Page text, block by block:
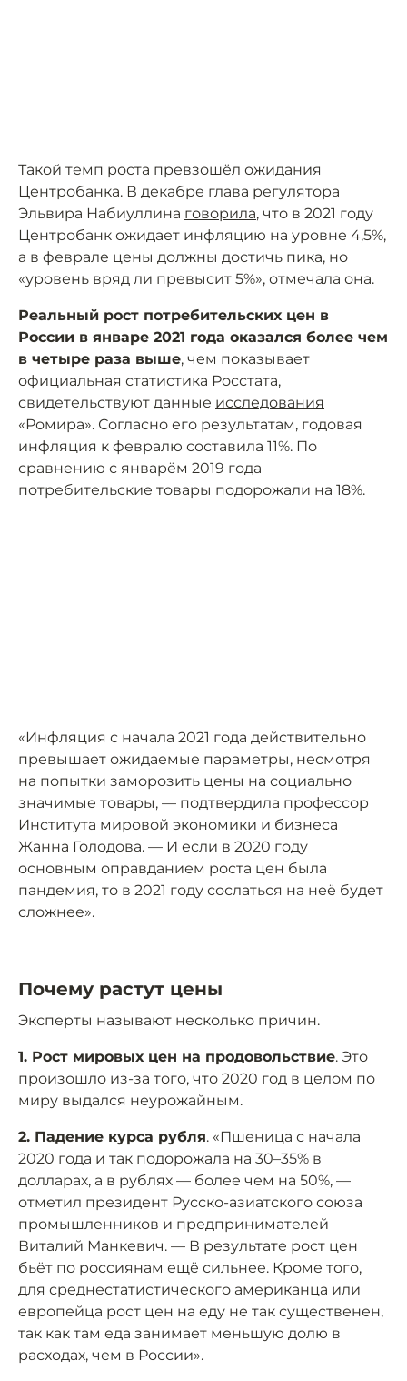
Такой темп роста превзошёл ожидания
Центробанка. В декабре глава регулятора
Эльвира Набиуллина говорила, что в 2021 году
Центробанк ожидает инфляцию на уровне 4,5%,
а в феврале цены должны достичь пика, но
«уровень вряд ли превысит 5%», отмечала она.
Реальный рост потребительских цен в
России в январе 2021 года оказался более чем
в четыре раза выше, чем показывает
официальная статистика Росстата,
свидетельствуют данные исследования
«Ромира». Согласно его результатам, годовая
инфляция к февралю составила 11%. По
сравнению с январём 2019 года
потребительские товары подорожали на 18%.
«Инфляция с начала 2021 года действительно
превышает ожидаемые параметры, несмотря
на попытки заморозить цены на социально
значимые товары, — подтвердила профессор
Института мировой экономики и бизнеса
Жанна Голодова. — И если в 2020 году
основным оправданием роста цен была
пандемия, то в 2021 году сослаться на неё будет
сложнее».
Почему растут цены
Эксперты называют несколько причин.
1. Рост мировых цен на продовольствие. Это
произошло из-за того, что 2020 год в целом по
миру выдался неурожайным.
2. Падение курса рубля. «Пшеница с начала
2020 года и так подорожала на 30–35% в
долларах, а в рублях — более чем на 50%, —
отметил президент Русско-азиатского союза
промышленников и предпринимателей
Виталий Манкевич. — В результате рост цен
бьёт по россиянам ещё сильнее. Кроме того,
для среднестатистического американца или
европейца рост цен на еду не так существенен,
так как там еда занимает меньшую долю в
расходах, чем в России».